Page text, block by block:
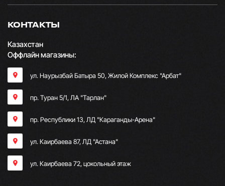
КОНТАКТЫ
Казахстан
Оффлайн магазины:
ул. Наурызбай Батыра 50, Жилой Комплекс "Арбат"
пр. Туран 5/1, ЛА "Тарлан"
пр. Республики 13, ​ЛД "Караганды-Арена"
ул. Каирбаева 87, ЛД "Астана"
ул. Каирбаева 72, цокольный этаж